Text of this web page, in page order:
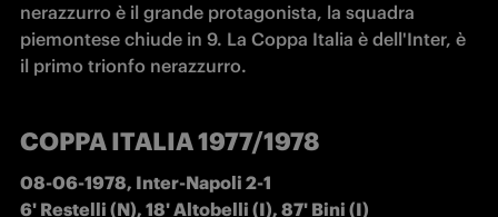
nerazzurro è il grande protagonista, la squadra
piemontese chiude in 9. La Coppa Italia è dell'Inter, è
il primo trionfo nerazzurro.
COPPA ITALIA 1977/1978
08-06-1978, Inter-Napoli 2-1
6' Restelli (N), 18' Altobelli (I), 87' Bini (I)